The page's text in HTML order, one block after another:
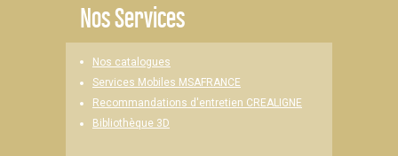
Nos Services
Nos catalogues
Services Mobiles MSAFRANCE
Recommandations d'entretien CREALIGNE
Bibliothèque 3D